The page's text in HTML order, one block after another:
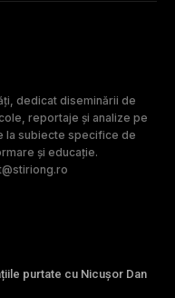
dedicat diseminării de
reportaje și analize pe
la subiecte specifice de
și educație.
purtate cu Nicușor Dan